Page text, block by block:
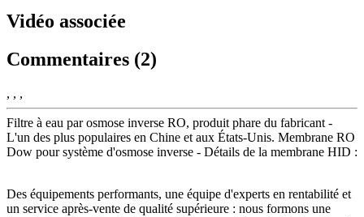
Vidéo associée
Commentaires (2)
, , ,
Filtre à eau par osmose inverse RO, produit phare du fabricant -
L'un des plus populaires en Chine et aux États-Unis. Membrane RO
Dow pour système d'osmose inverse - Détails de la membrane HID :
Des équipements performants, une équipe d'experts en rentabilité et
un service après-vente de qualité supérieure : nous formons une